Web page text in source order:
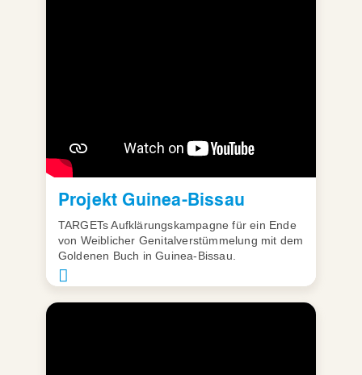
Projekt Guinea-Bissau
TARGETs Aufklärungskampagne für ein Ende
von Weiblicher Genitalverstümmelung mit dem
Goldenen Buch in Guinea-Bissau.